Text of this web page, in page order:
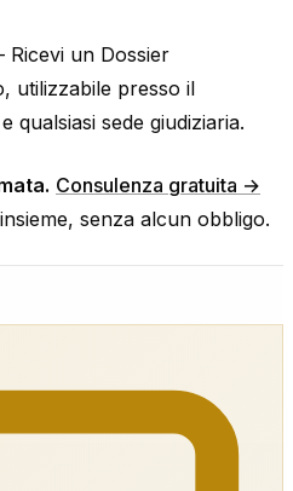
un Dossier
utilizzabile presso il
qualsiasi sede giudiziaria.
Consulenza gratuita →
senza alcun obbligo.